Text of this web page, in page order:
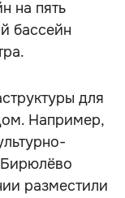
на пять
бассейн
для
Например,
разместили